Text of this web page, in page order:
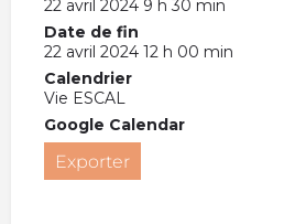
22 avril 2024 9 h 30 min
Date de fin
22 avril 2024 12 h 00 min
Calendrier
Vie ESCAL
Google Calendar
Exporter